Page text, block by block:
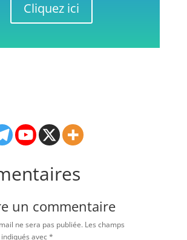
Cliquez ici
un commentaire
ne sera pas publiée. Les champs
avec*